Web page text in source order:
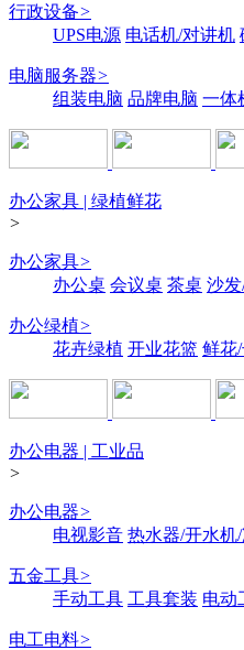
行政设备>
UPS电源 电话机/对讲机
电脑服务器>
组装电脑 品牌电脑 一体
办公家具 | 绿植鲜花
>
办公家具>
办公桌 会议桌 茶桌 沙
办公绿植>
花卉绿植 开业花篮 鲜花
办公电器 | 工业品
>
办公电器>
电视影音 热水器/开水机
五金工具>
手动工具 工具套装 电动
电工电料>